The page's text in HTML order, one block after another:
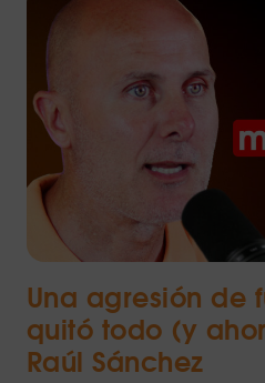
Una agresión de
quitó todo (y
Raúl Sánchez